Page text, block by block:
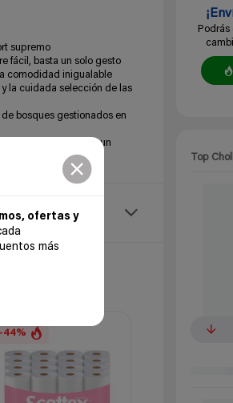
ofertas y
más
supremo
fácil, basta un solo gesto
comodidad inigualable
la cuidada selección de las
bosques gestionados en
Climate Savers, un
-44%
Top